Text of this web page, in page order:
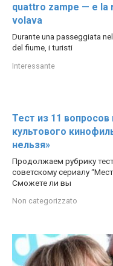
quattro zampe — e
volava
Durante una passeggiata
del fiume, i turisti
Interessante
Тест из 11 вопросов
культового
нельзя»
Продолжаем рубрику
советскому сериалу
Сможете ли вы
Non categorizzato